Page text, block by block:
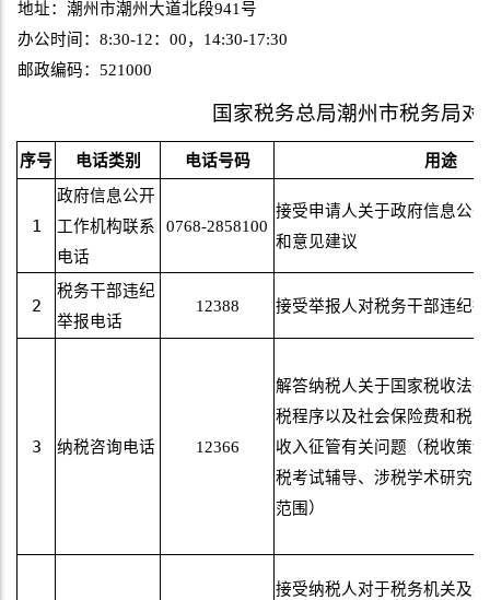
地址：潮州市潮州大道北段941号
办公时间：8:30-12：00，14:30-17:30
邮政编码：521000
国家税务总局潮州市税务局对
序号 电话类别 电话号码 用途
1
政府信息公开
工作机构联系
电话
0768-2858100
接受申请人关于政府信息公
和意见建议
2
税务干部违纪
举报电话
12388 接受举报人对税务干部违纪
3 纳税咨询电话 12366
解答纳税人关于国家税收法
税程序以及社会保险费和税
收入征管有关问题（税收策
税考试辅导、涉税学术研究
范围）
接受纳税人对于税务机关及